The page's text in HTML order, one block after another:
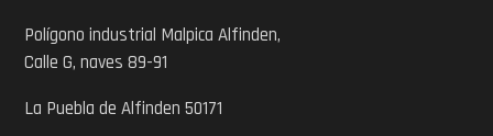
Polígono industrial Malpica Alfinden,
Calle G, naves 89-91
La Puebla de Alfinden 50171